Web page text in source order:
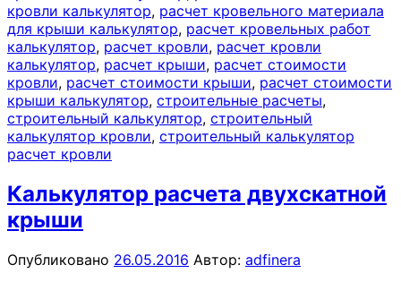
кровли калькулятор, расчет кровельного материала
для крыши калькулятор, расчет кровельных работ
калькулятор, расчет кровли, расчет кровли
калькулятор, расчет крыши, расчет стоимости
кровли, расчет стоимости крыши, расчет стоимости
крыши калькулятор, строительные расчеты,
строительный калькулятор, строительный
калькулятор кровли, строительный калькулятор
расчет кровли
Калькулятор расчета двухскатной
крыши
Опубликовано 26.05.2016 Автор: adfinera